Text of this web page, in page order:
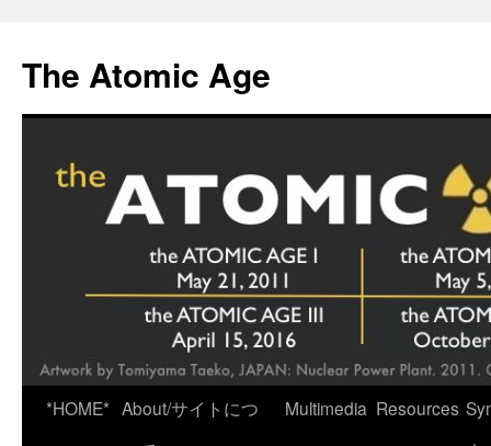
content
The Atomic Age
*HOME* About/サイトにつ
Multimedia Resources